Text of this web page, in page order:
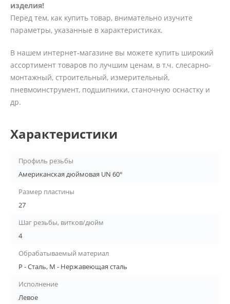
изделия!
Перед тем, как купить товар, внимательно изучите
параметры, указанные в характеристиках.
В нашем интернет-магазине вы можете купить широкий
ассортимент товаров по лучшим ценам, в т.ч. слесарно-
монтажный, строительный, измерительный,
пневмоинструмент, подшипники, станочную оснастку и
др.
Характеристики
Профиль резьбы
Американская дюймовая UN 60°
Размер пластины
27
Шаг резьбы, витков/дюйм
4
Обрабатываемый материал
P - Сталь, M - Нержавеющая сталь
Исполнение
Левое